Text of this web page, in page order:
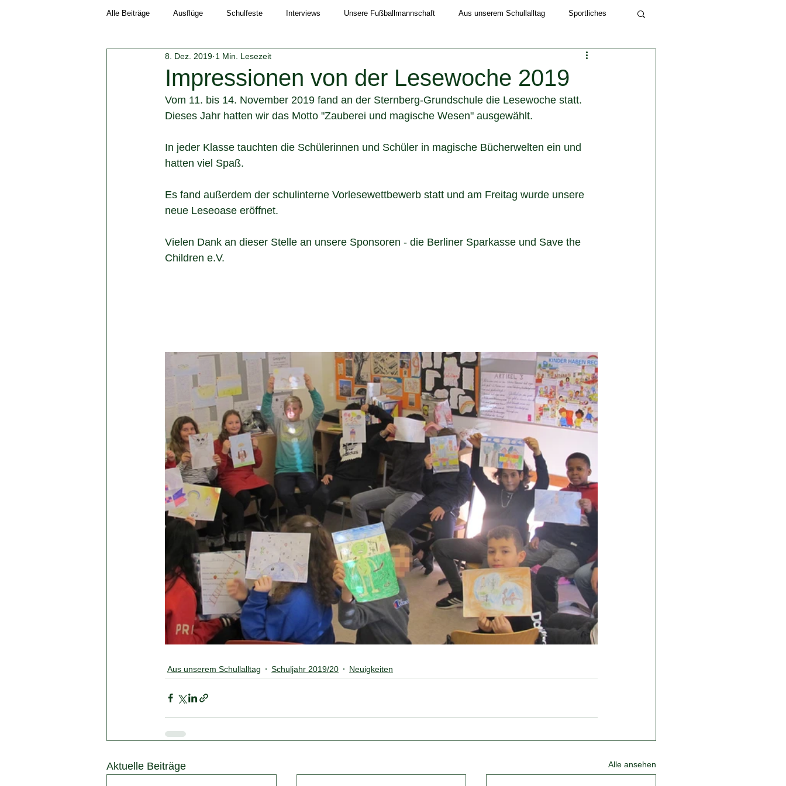
Alle Beiträge Ausflüge Schulfeste Interviews Unsere Fußballmannschaft Aus unserem Schullalltag Sportliches
Schuljahr 2018/19 Neuigkeiten Schuljahr 2022/23
Impressionen von der Lesewoche 2019
8. Dez. 2019 1 Min. Lesezeit
Vom 11. bis 14. November 2019 fand an der Sternberg-Grundschule die Lesewoche statt.
Dieses Jahr hatten wir das Motto "Zauberei und magische Wesen" ausgewählt.
In jeder Klasse tauchten die Schülerinnen und Schüler in magische Bücherwelten ein und
hatten viel Spaß.
Es fand außerdem der schulinterne Vorlesewettbewerb statt und am Freitag wurde unsere
neue Leseoase eröffnet.
Vielen Dank an dieser Stelle an unsere Sponsoren - die Berliner Sparkasse und Save the
Children e.V.
Aus unserem Schullalltag Schuljahr 2019/20 Neuigkeiten
Aktuelle Beiträge Alle ansehen